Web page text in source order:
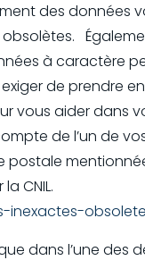
des données
à caractère
de prendre
vous aider dans
de l’un de
CNIL.
dans l’une des